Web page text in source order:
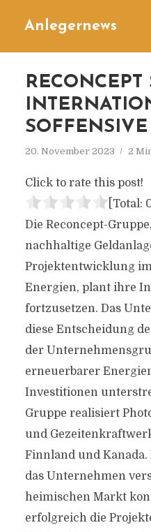
Anlegernews
RECONCEPT
20. November 2023 2
Click to rate this post!
[Total:
Die Reconcept-
nachhaltige
Projektentwicklung
Energien, plant ihre
fortzusetzen. Das
diese Entscheidung
der
erneuerbarer
Investitionen
Gruppe realisiert
und
Finnland und
das Unternehmen
heimischen Markt
erfolgreich die